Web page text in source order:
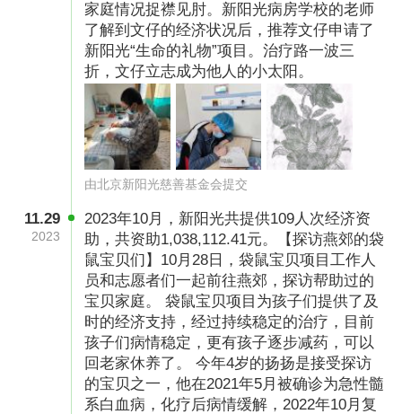
家庭情况捉襟见肘。新阳光病房学校的老师
了解到文仔的经济状况后，推荐文仔申请了
新阳光“生命的礼物”项目。治疗路一波三
折，文仔立志成为他人的小太阳。
由北京新阳光慈善基金会提交
11.29
2023
2023年10月，新阳光共提供109人次经济资
助，共资助1,038,112.41元。【探访燕郊的袋
鼠宝贝们】10月28日，袋鼠宝贝项目工作人
员和志愿者们一起前往燕郊，探访帮助过的
宝贝家庭。 袋鼠宝贝项目为孩子们提供了及
时的经济支持，经过持续稳定的治疗，目前
孩子们病情稳定，更有孩子逐步减药，可以
回老家休养了。 今年4岁的扬扬是接受探访
的宝贝之一，他在2021年5月被确诊为急性髓
系白血病，化疗后病情缓解，2022年10月复